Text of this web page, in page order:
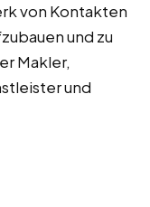
von Kontakten
und zu
Makler,
und